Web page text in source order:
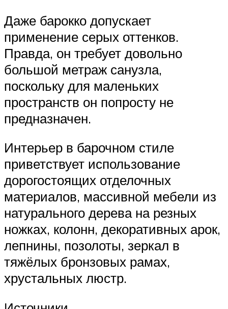
Даже барокко допускает
применение серых оттенков.
Правда, он требует довольно
большой метраж санузла,
поскольку для маленьких
пространств он попросту не
предназначен.
Интерьер в барочном стиле
приветствует использование
дорогостоящих отделочных
материалов, массивной мебели из
натурального дерева на резных
ножках, колонн, декоративных арок,
лепнины, позолоты, зеркал в
тяжёлых бронзовых рамах,
хрустальных люстр.